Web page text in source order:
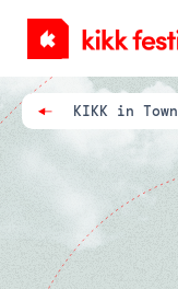
KIKK
Festival
KIKK in Town